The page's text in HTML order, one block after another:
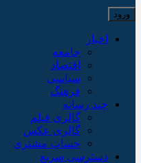
اخبار
جامعه
اقتصاد
سیاسی
فرهنگ
چند رسانه
گالری فیلم
گالری عکس
حساب مشتری
دسترسی سریع